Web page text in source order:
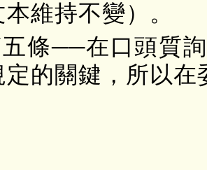
本維持不變）。
條──在口頭質
定的關鍵，所以